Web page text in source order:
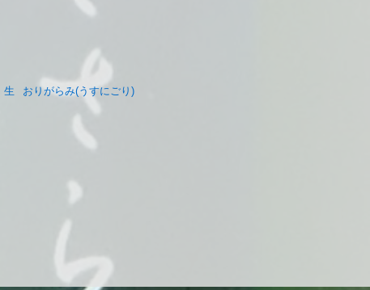
生
おりがらみ(うすにごり)